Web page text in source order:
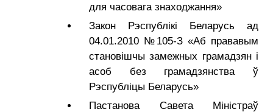
для часовага знаходжання»
Закон Рэспублікі Беларусь ад
04.01.2010 №105-З «Аб прававым
становішчы замежных грамадзян і
асоб без грамадзянства ў
Рэспубліцы Беларусь»
Пастанова Савета Міністраў